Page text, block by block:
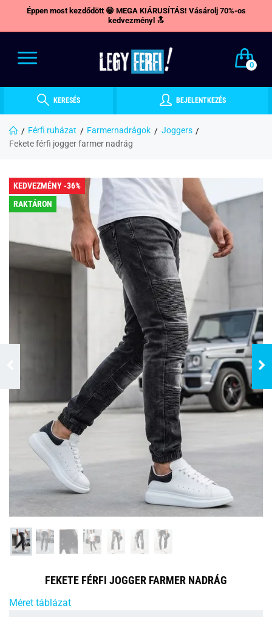
Éppen most kezdődött 😁 MEGA KIÁRUSÍTÁS! Vásárolj 70%-os
kedvezményl 🔝
0
KERESÉS BEJELENTKEZÉS
Férfi ruházat Farmernadrágok
Joggers
Fekete férfi jogger farmer nadrág
KEDVEZMÉNY -36%
RAKTÁRON
FEKETE FÉRFI JOGGER FARMER NADRÁG
Méret táblázat